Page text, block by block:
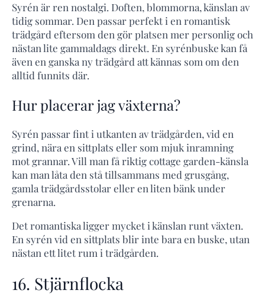
Syrén är ren nostalgi. Doften, blommorna, känslan av
tidig sommar. Den passar perfekt i en romantisk
trädgård eftersom den gör platsen mer personlig och
nästan lite gammaldags direkt. En syrénbuske kan få
även en ganska ny trädgård att kännas som om den
alltid funnits där.
Hur placerar jag växterna?
Syrén passar fint i utkanten av trädgården, vid en
grind, nära en sittplats eller som mjuk inramning
mot grannar. Vill man få riktig cottage garden-känsla
kan man låta den stå tillsammans med grusgång,
gamla trädgårdsstolar eller en liten bänk under
grenarna.
Det romantiska ligger mycket i känslan runt växten.
En syrén vid en sittplats blir inte bara en buske, utan
nästan ett litet rum i trädgården.
16. Stjärnflocka